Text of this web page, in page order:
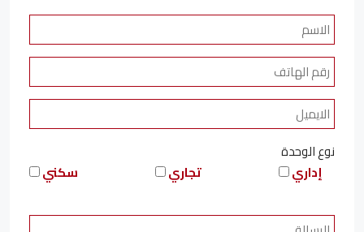
نوع الوحدة
سكني
تجاري إداري